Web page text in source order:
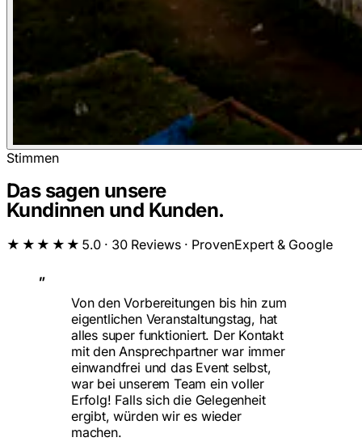
Stimmen
Das sagen unsere
Kundinnen und Kunden.
★★★★★ 5.0 · 30 Reviews · ProvenExpert & Google
„
Von den Vorbereitungen bis hin zum
eigentlichen Veranstaltungstag, hat
alles super funktioniert. Der Kontakt
mit den Ansprechpartner war immer
einwandfrei und das Event selbst,
war bei unserem Team ein voller
Erfolg! Falls sich die Gelegenheit
ergibt, würden wir es wieder
machen.